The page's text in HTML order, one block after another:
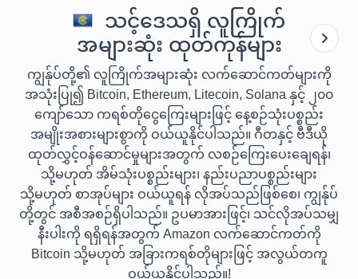
သင့်ဒေသရှိ လူကြိုက်
အများဆုံး ထုတ်ကုန်များ
ကျွန်ုပ်တို့၏ လူကြိုက်အများဆုံး လက်ဆောင်ကတ်များကို
အသုံးပြု၍ Bitcoin, Ethereum, Litecoin, Solana နှင့် ၂၀၀
ကျော်သော ကရစ်တိုငွေကြေးများဖြင့် နေ့စဉ်သုံးပစ္စည်း
အမျိုးအစားများစွာကို ဝယ်ယူနိုင်ပါသည်။ ဂီတနှင့် ဗီဒီယို
ထုတ်လွှင့်ဝန်ဆောင်မှုများအတွက် လစဉ်ကြေးပေးချေရန်၊
သို့မဟုတ် အိမ်သုံးပစ္စည်းများ၊ နည်းပညာပစ္စည်းများ
သို့မဟုတ် စာအုပ်များ ဝယ်ယူရန် လိုအပ်သည်ဖြစ်စေ၊ ကျွန်ုပ်
တို့တွင် အစီအစဉ်ရှိပါသည်။ ဥပမာအားဖြင့်၊ သင်လိုအပ်သမျှ
နီးပါးကို ရရှိရန်အတွက် Amazon လက်ဆောင်ကတ်ကို
Bitcoin သို့မဟုတ် အခြားကရစ်တိုများဖြင့် အလွယ်တကူ